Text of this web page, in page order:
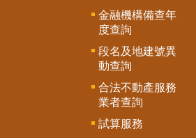
金融機構備查年
度查詢
段名及地建號異
動查詢
合法不動產服務
業者查詢
試算服務